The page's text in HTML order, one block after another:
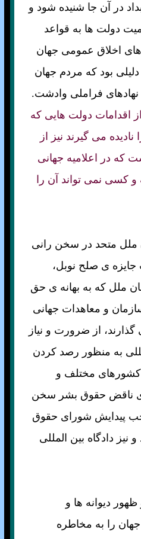
در آن جا شنيده شود و
دولت ها به قواعد
اخلاق عمومی جهان
بود كه مردم جهان
فراملی وادشت.
اقدامات دولت هايی كه
می گيرند نيز از
در اعلاميه جهانی
كسی نمی تواند آن را
ملل متحد در سخن رانی
ی صلح نوبل،
ملل که به بهانه ی حق
و معاهدات جهانی
از ضرورت و نياز
به منظور رصد کردن
مختلف و
ناقض حقوق بشر سخن
پيدايش شورای حقوق
دادگاه بين المللی
ديوانه ها و
جهان را به مخاطره